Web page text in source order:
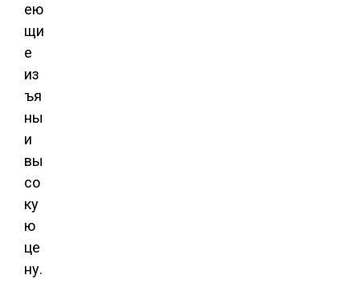
ею
щи
е
из
ъя
ны
и
вы
со
ку
ю
це
ну.